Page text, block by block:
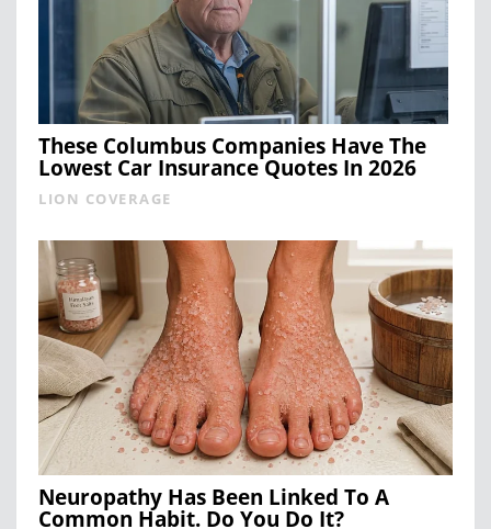
These Columbus Companies Have The
Lowest Car Insurance Quotes In 2026
LION COVERAGE
Neuropathy Has Been Linked To A
Common Habit. Do You Do It?